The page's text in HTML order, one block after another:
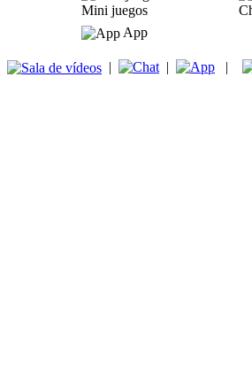
Mini juegos
App
| | |